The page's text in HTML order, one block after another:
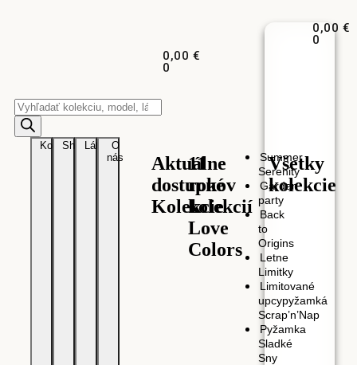
0,00 €
0
KolekcieShopLátky
O
nás
Aktuálne
dostupné
Kolekcie
Summer
Serenity
Garden
party
Back
to
Origins
Letne
Limitky
Limitované
upcypyžamká
Scrap’n’Nap
Pyžamka
Sladké
Sny
11
rokov
kolekcií
Love
Colors
Všetky
kolekcie
0,00 €
0